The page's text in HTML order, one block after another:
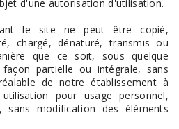
d'une autorisation d'utilisation.
le site ne peut être copié,
chargé, dénaturé, transmis ou
que ce soit, sous quelque
partielle ou intégrale, sans
de notre établissement à
pour usage personnel,
sans modification des éléments